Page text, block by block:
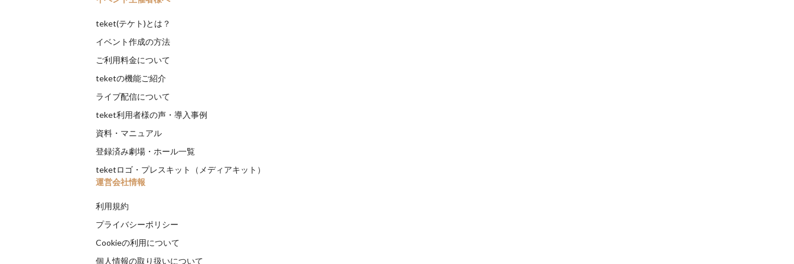
teket(テケト)とは？
イベント作成の方法
ご利用料金について
teketの機能ご紹介
ライブ配信について
teket利用者様の声・導入事例
資料・マニュアル
登録済み劇場・ホール一覧
teketロゴ・プレスキット（メディアキット）
運営会社情報
利用規約
プライバシーポリシー
Cookieの利用について
個人情報の取り扱いについて